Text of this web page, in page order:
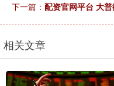
下一篇： 配资官网平台 大
相关文章